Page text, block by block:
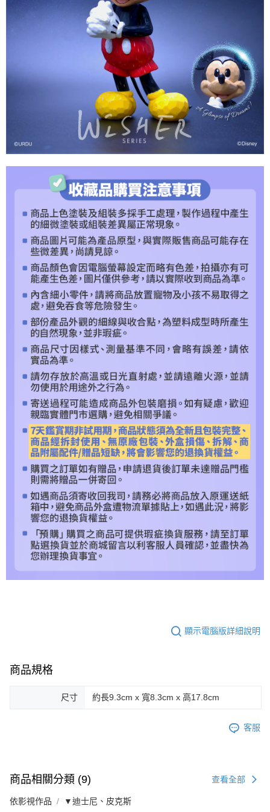
1.分期款項不併入電信帳單，「大哥付你分期」於每月結算日後寄送繳費提
醒簡訊。
2.透過簡訊連結打開帳單後，可選擇「超商條碼／台灣大直營門市／銀行轉
帳／街口支付／iPASS MONEY」等通路繳費。
1.本服務係由「台灣大哥大股份有限公司」（以下簡稱本公司）所提供，讓
用戶於交易時，得透過本服務購買商品或服務，並由商店將買賣／分期付款
買賣價金債權讓與本公司後，依約使用本公司帳單繳交帳款。
2.基於同意付款使用「大哥付你分期」之契約關係目的，商店將以您的個人
資料（包含姓名、電話或地址）提供予台灣大哥大進項蒐集、處理及利用，
由本公司與您本人進行分期帳單所需資料之確認、核對及更正。
3.完整用戶服務條款，請詳閱以下連結： https://oppay.tw/userRule
【「AFTEE先享後付」結帳流程】
１．於結帳方式選擇「AFTEE先享後付」後，將跳轉至「AFTEE先享後付」
結帳頁面，進行簡訊認證並確認金額後，即可完成結帳。
２．訂單成立數日內，您將收到繳費通知簡訊。
３．收到繳費通知簡訊後14天內，點擊此簡訊中的連結，可透過四大超商／
ATM／網路銀行／等多元方式進行付款，方視為交易完成。
※ 請注意：結帳手續完成當下不需立刻繳費，但若您需要取消訂單，請聯絡
購買商品的店家。未經商家同意取消之訂單仍視為有效，需透過AFTEE先享
※ 交易是否成功請以「AFTEE先享後付 」之結帳頁面顯示為準，若有關於
是否繳費成功／繳費後需取消欲退款等相關疑問，請聯繫「AFTEE先享後付
https://netprotections.freshdesk.com/support/home
【注意事項】
易，需依本服務之必要範圍內提供個人資料，並將交易相關給付款項請求債
權轉讓予恩沛科技股份有限公司。
２．關於個人資料處理事宜，請瀏覽以下網址：
https://aftee.tw/terms/#terms3
３．未成年的使用者請事先徵得法定代理人或監護人之同意方可使用
「AFTEE先享後付」，若未經同意申辦者引起之損失，本公司不負相關責
任。
４．使用「AFTEE先享後付」時，將依據個別帳號之用戶狀況，依本公司即
時審查核予不同之上限額度；若仍有額度不足之情形，本公司將視審查結果
請求用戶進行身份認證。
５．嚴禁一人註冊多個帳號或使用他人資訊註冊。若發現惡意使用之情形，
恩沛科技股份有限公司將有權停止該用戶之使用額度並採取法律行動。
每筆NT$120，滿NT$1,200(含以上)免運費
顯示電腦版詳細說明
商品規格
尺寸 約長9.3cm x 寬8.3cm x 高17.8cm
客服
商品相關分類 (9) 查看全部
依影視作品 ▼迪士尼、皮克斯